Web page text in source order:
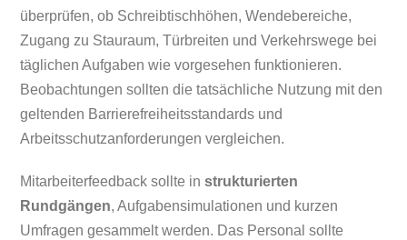
überprüfen, ob Schreibtischhöhen, Wendebereiche,
Zugang zu Stauraum, Türbreiten und Verkehrswege bei
täglichen Aufgaben wie vorgesehen funktionieren.
Beobachtungen sollten die tatsächliche Nutzung mit den
geltenden Barrierefreiheitsstandards und
Arbeitsschutzanforderungen vergleichen.
Mitarbeiterfeedback sollte instrukturierten
Rundgängen, Aufgabensimulationen und kurzen
Umfragen gesammelt werden. Das Personal sollte